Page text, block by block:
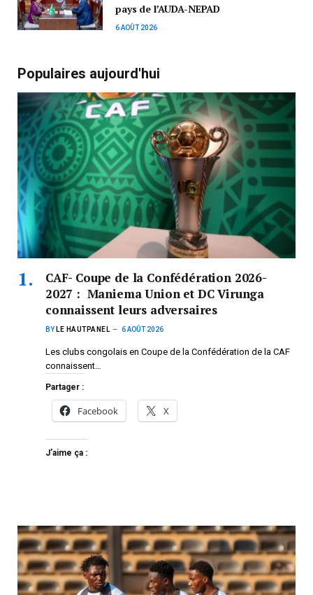
pays de l’AUDA-NEPAD
6 AOÛT 2026
Populaires aujourd'hui
CAF- Coupe de la Confédération 2026-
2027 : Maniema Union et DC Virunga
connaissent leurs adversaires
BY LE HAUTPANEL 6 AOÛT 2026
Les clubs congolais en Coupe de la Confédération de la CAF
connaissent…
Partager :
Facebook X
J’aime ça :